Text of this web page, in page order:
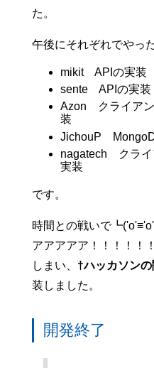
た。
午後にそれぞれでやっ
mikit APIの実装
sente APIの実装
Azon クライアン
装
JichouP
nagatech クライ
実装
です。
時間との戦いで
アアアアア！！！！
しまい、 †ハッカソンの
装しました。
開発終了